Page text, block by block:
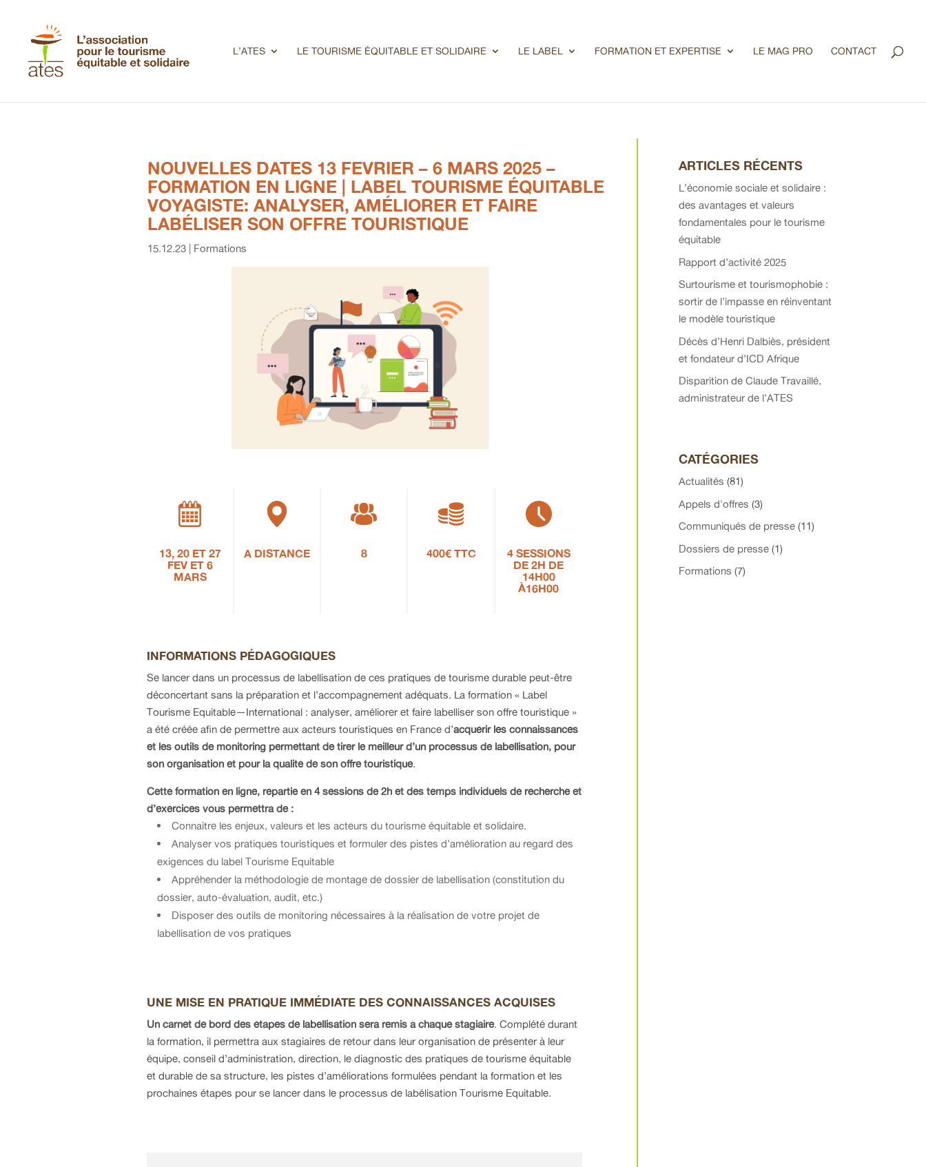
L’ATES LE TOURISME ÉQUITABLE ET SOLIDAIRE LE LABEL FORMATION ET EXPERTISE LE MAG PRO CONTACT
NOUVELLES DATES 13 FEVRIER – 6 MARS 2025 –
FORMATION EN LIGNE | LABEL TOURISME ÉQUITABLE
VOYAGISTE: ANALYSER, AMÉLIORER ET FAIRE
LABÉLISER SON OFFRE TOURISTIQUE
15.12.23 Formations
13, 20 ET 27
FEV ET 6
MARS
A DISTANCE 8 400€ TTC
4 SESSIONS
DE 2H DE
14H00
À16H00
INFORMATIONS PÉDAGOGIQUES
Se lancer dans un processus de labellisation de ces pratiques de tourisme durable peut-être
déconcertant sans la préparation et l’accompagnement adéquats. La formation « Label
Tourisme Equitable—International : analyser, améliorer et faire labelliser son offre touristique »
a été créée afin de permettre aux acteurs touristiques en France d’acquérir les connaissances
et les outils de monitoring permettant de tirer le meilleur d’un processus de labellisation, pour
son organisation et pour la qualité de son offre touristique.
Cette formation en ligne, répartie en 4 sessions de 2h et des temps individuels de recherche et
d’exercices vous permettra de :
Connaitre les enjeux, valeurs et les acteurs du tourisme équitable et solidaire.
Analyser vos pratiques touristiques et formuler des pistes d’amélioration au regard des
exigences du label Tourisme Equitable
Appréhender la méthodologie de montage de dossier de labellisation (constitution du
dossier, auto-évaluation, audit, etc.)
Disposer des outils de monitoring nécessaires à la réalisation de votre projet de
labellisation de vos pratiques
UNE MISE EN PRATIQUE IMMÉDIATE DES CONNAISSANCES ACQUISES
Un carnet de bord des étapes de labellisation sera remis à chaque stagiaire. Complété durant
la formation, il permettra aux stagiaires de retour dans leur organisation de présenter à leur
équipe, conseil d’administration, direction, le diagnostic des pratiques de tourisme équitable
et durable de sa structure, les pistes d’améliorations formulées pendant la formation et les
prochaines étapes pour se lancer dans le processus de labélisation Tourisme Equitable.
ARTICLES RÉCENTS
L’économie sociale et solidaire :
des avantages et valeurs
fondamentales pour le tourisme
équitable
Rapport d’activité 2025
Surtourisme et tourismophobie :
sortir de l’impasse en réinventant
le modèle touristique
Décès d’Henri Dalbiès, président
et fondateur d’ICD Afrique
Disparition de Claude Travaillé,
administrateur de l’ATES
CATÉGORIES
Actualités (81)
Appels d'offres (3)
Communiqués de presse (11)
Dossiers de presse (1)
Formations (7)